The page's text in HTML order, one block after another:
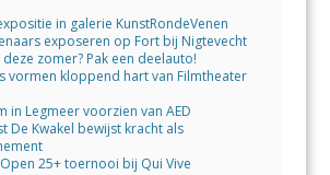
in galerie KunstRondeVenen
exposeren op Fort bij Nigtevecht
deze zomer? Pak een deelauto!
vormen kloppend hart van Filmtheater
in Legmeer voorzien van AED
De Kwakel bewijst kracht als
25+ toernooi bij Qui Vive